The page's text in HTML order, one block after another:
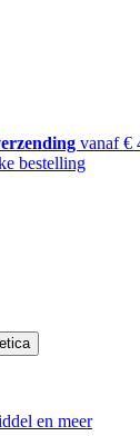
vanaf €
bestelling
en meer